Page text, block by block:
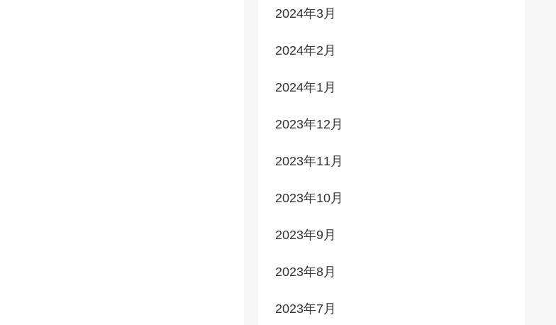
2024年3月
2024年2月
2024年1月
2023年12月
2023年11月
2023年10月
2023年9月
2023年8月
2023年7月